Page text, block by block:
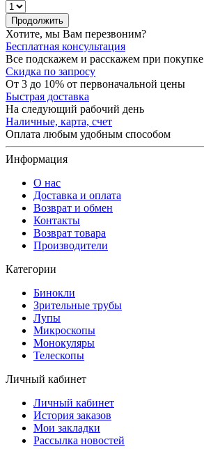
Продолжить
Хотите, мы Вам перезвоним?
Бесплатная консультация
Все подскажем и расскажем при покупке
Скидка по запросу
От 3 до 10% от первоначальной цены
Быстрая доставка
На следующий рабочий день
Наличные, карта, счет
Оплата любым удобным способом
Информация
О нас
Доставка и оплата
Возврат и обмен
Контакты
Возврат товара
Производители
Категории
Бинокли
Зрительные трубы
Лупы
Микроскопы
Монокуляры
Телескопы
Личный кабинет
Личный кабинет
История заказов
Мои закладки
Рассылка новостей